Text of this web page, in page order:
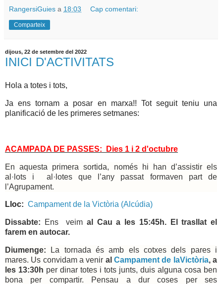
RangersiGuies a 18:03 Cap comentari:
Comparteix
dijous, 22 de setembre del 2022
INICI D'ACTIVITATS
Hola a totes i tots,
Ja ens tornam a posar en marxa!! Tot seguit teniu una
planificació de les primeres setmanes:
ACAMPADA DE PASSES: Dies 1 i 2 d'octubre
En aquesta primera sortida, només hi han d’assistir els
al·lots i al·lotes que l’any passat formaven part de
l’Agrupament.
Lloc: Campament de la Victòria (Alcúdia)
Dissabte: Ens veim al Cau a les 15:45h. El trasllat el
farem en autocar.
Diumenge:
La tornada és amb els cotxes dels pares i
mares. Us convidam a venir alCampament de laVictòria, a
les 13:30h per dinar totes i tots junts, duis alguna cosa ben
bona per compartir. Pensau a dur coses per ses